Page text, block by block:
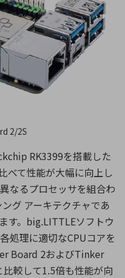
2/2S
RK3399を搭載した
べて性能が大幅に向上し
なるプロセッサを組合わ
グ アーキテクチャであ
す。big.LITTLEソフトウ
処理に適切なCPUコアを
Board 2およびTinker
較して1.5倍も性能が向